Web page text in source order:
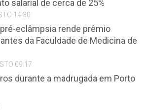
salarial de cerca de 25%
14:30
eclâmpsia rende prêmio
da Faculdade de Medicina de
09:17
durante a madrugada em Porto